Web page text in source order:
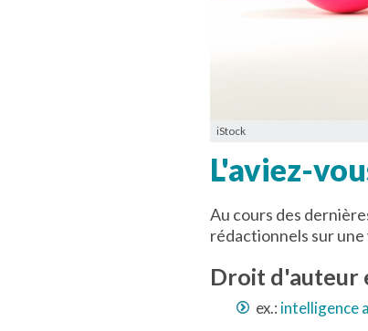
iStock
L'aviez-
Au cours des
rédactionnels sur
Droit d'auteur
ex.: intelligence